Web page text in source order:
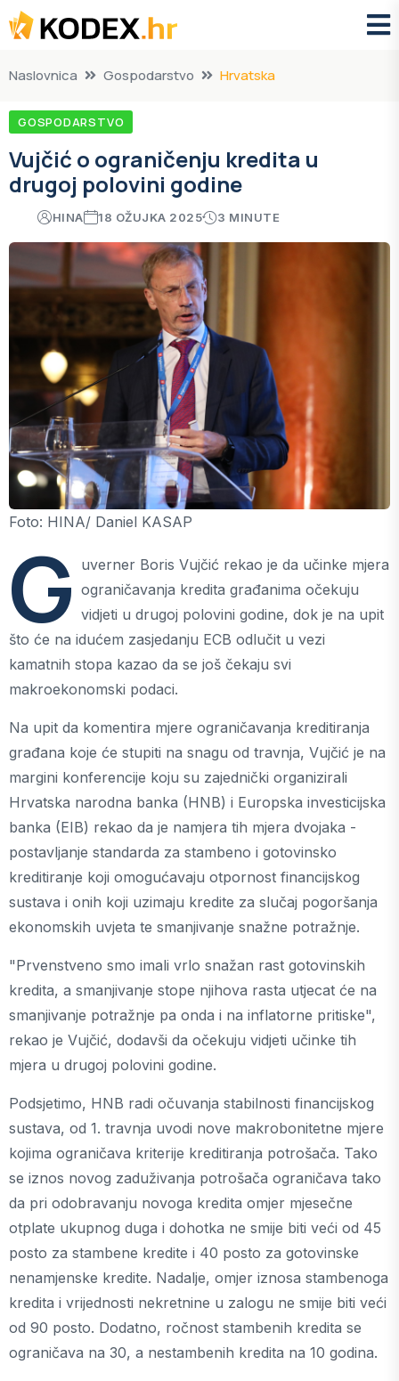
Naslovnica Gospodarstvo Hrvatska
GOSPODARSTVO
Vujčić o ograničenju kredita u
drugoj polovini godine
HINA 18 OŽUJKA 2025 3 MINUTE
Foto: HINA/ Daniel KASAP
G uverner Boris Vujčić rekao je da učinke mjera
ograničavanja kredita građanima očekuju
vidjeti u drugoj polovini godine, dok je na upit
što će na idućem zasjedanju ECB odlučit u vezi
kamatnih stopa kazao da se još čekaju svi
makroekonomski podaci.
Na upit da komentira mjere ograničavanja kreditiranja
građana koje će stupiti na snagu od travnja, Vujčić je na
margini konferencije koju su zajednički organizirali
Hrvatska narodna banka (HNB) i Europska investicijska
banka (EIB) rekao da je namjera tih mjera dvojaka -
postavljanje standarda za stambeno i gotovinsko
kreditiranje koji omogućavaju otpornost financijskog
sustava i onih koji uzimaju kredite za slučaj pogoršanja
ekonomskih uvjeta te smanjivanje snažne potražnje.
"Prvenstveno smo imali vrlo snažan rast gotovinskih
kredita, a smanjivanje stope njihova rasta utjecat će na
smanjivanje potražnje pa onda i na inflatorne pritiske",
rekao je Vujčić, dodavši da očekuju vidjeti učinke tih
mjera u drugoj polovini godine.
Podsjetimo, HNB radi očuvanja stabilnosti financijskog
sustava, od 1. travnja uvodi nove makrobonitetne mjere
kojima ograničava kriterije kreditiranja potrošača. Tako
se iznos novog zaduživanja potrošača ograničava tako
da pri odobravanju novoga kredita omjer mjesečne
otplate ukupnog duga i dohotka ne smije biti veći od 45
posto za stambene kredite i 40 posto za gotovinske
nenamjenske kredite. Nadalje, omjer iznosa stambenoga
kredita i vrijednosti nekretnine u zalogu ne smije biti veći
od 90 posto. Dodatno, ročnost stambenih kredita se
ograničava na 30, a nestambenih kredita na 10 godina.